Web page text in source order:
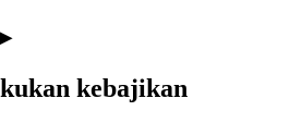
kebajikan